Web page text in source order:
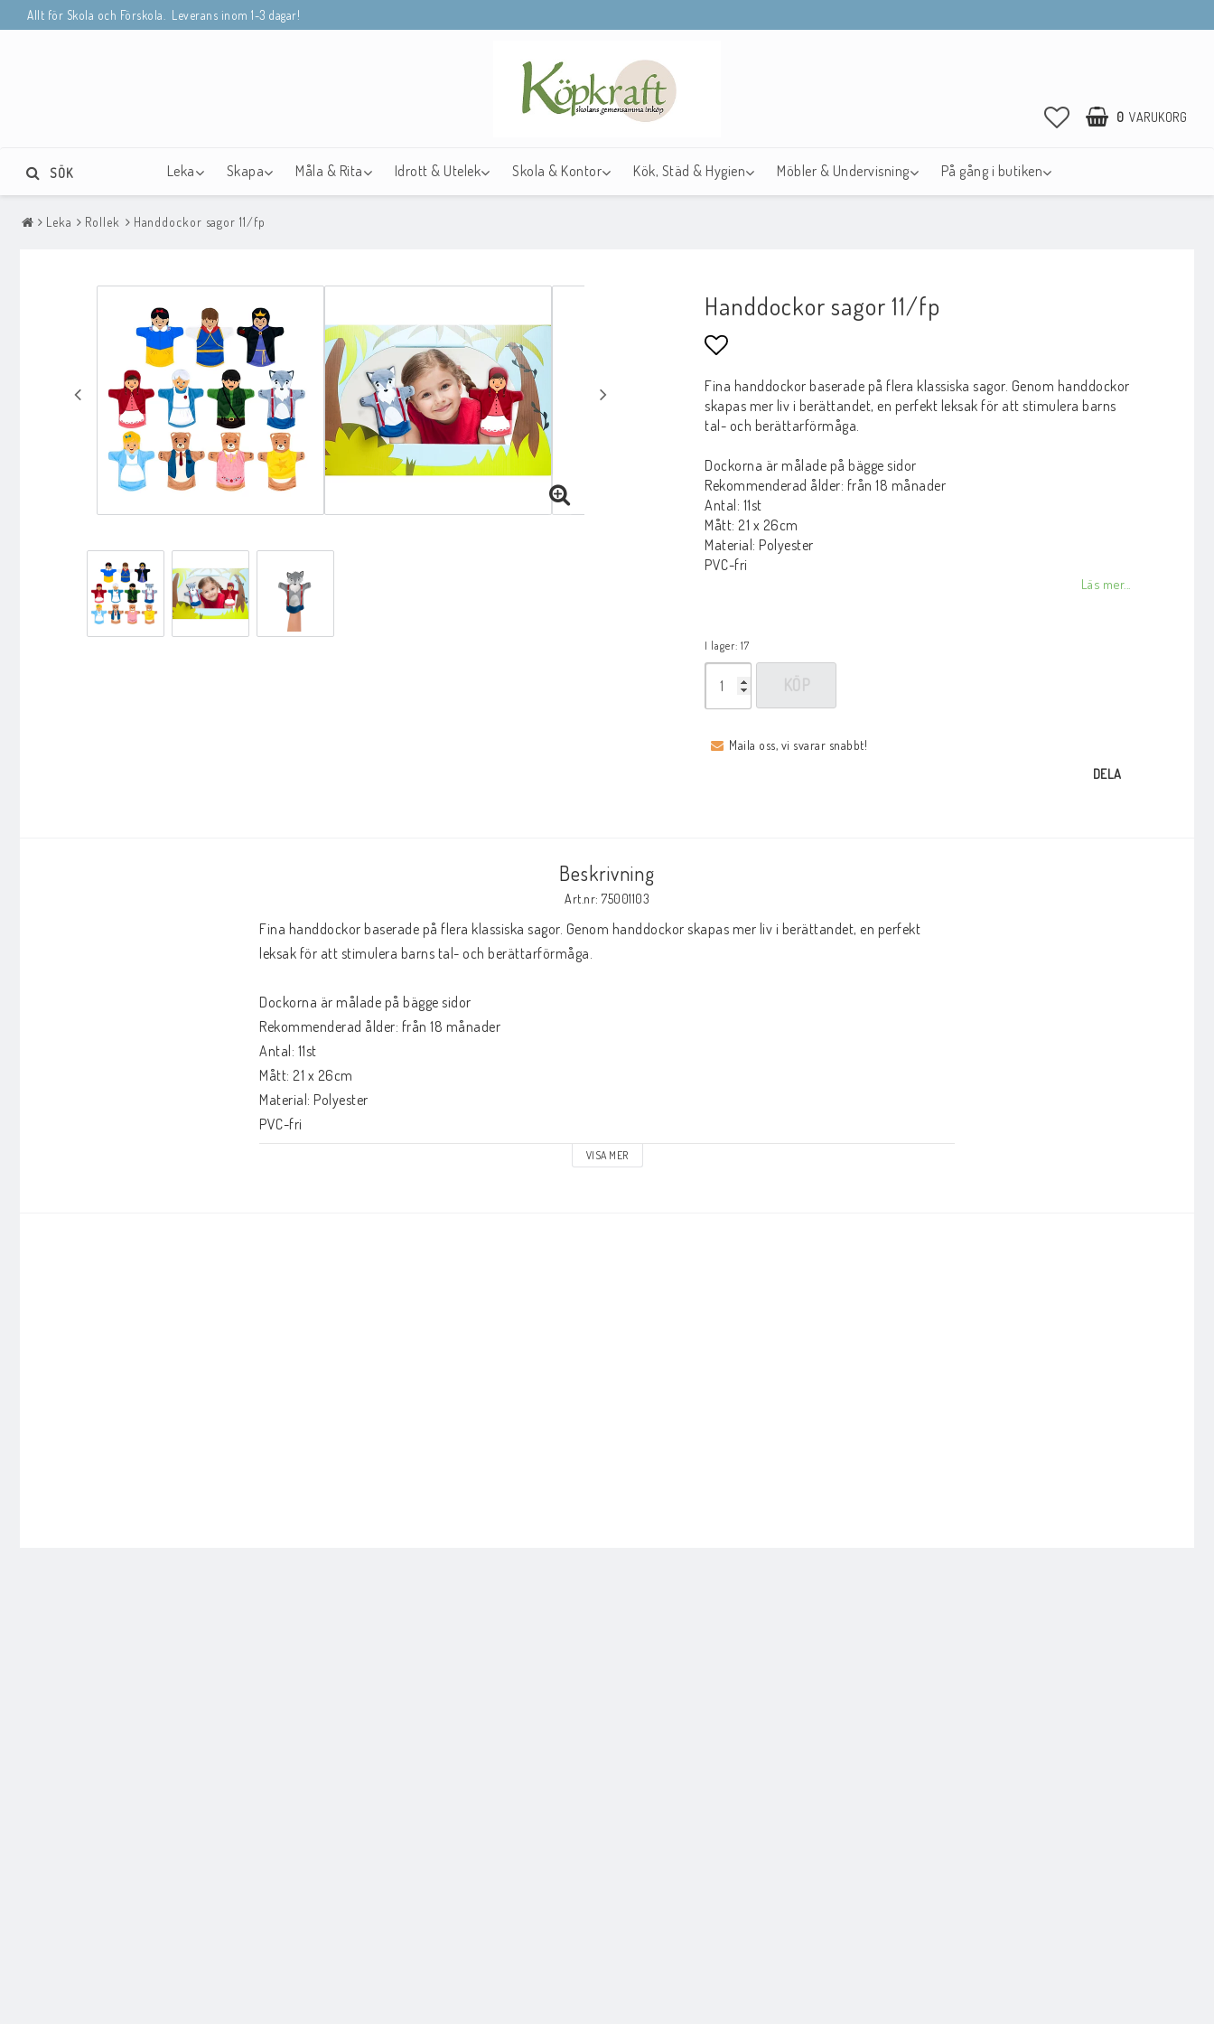
Allt för Skola och Förskola. Leverans inom 1-3 dagar!
0 VARUKORG
Leka Skapa Måla & Rita Idrott & Utelek Skola & Kontor Kök, Städ & Hygien Möbler & Undervisning På gång i butiken
SÖK
Leka Rollek Handdockor sagor 11/fp
Handdockor sagor 11/fp
Lägg till i favoritlistan
Fina handdockor baserade på flera klassiska sagor. Genom handdockor
skapas mer liv i berättandet, en perfekt leksak för att stimulera barns
tal- och berättarförmåga.
Dockorna är målade på bägge sidor
Rekommenderad ålder: från 18 månader
Antal: 11st
Mått: 21 x 26cm
Material: Polyester
PVC-fri
Läs mer...
I lager: 17
KÖP
Maila oss, vi svarar snabbt!
DELA
Beskrivning
Art.nr: 75001103
Fina handdockor baserade på flera klassiska sagor. Genom handdockor skapas mer liv i berättandet, en perfekt
leksak för att stimulera barns tal- och berättarförmåga.
Dockorna är målade på bägge sidor
Rekommenderad ålder: från 18 månader
Antal: 11st
Mått: 21 x 26cm
Material: Polyester
PVC-fri
VISA MER